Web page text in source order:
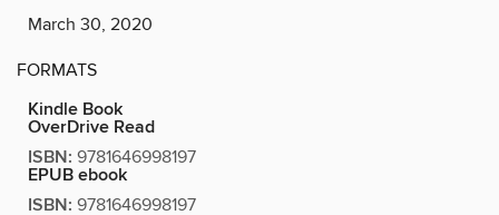
March 30, 2020
FORMATS
Kindle Book
OverDrive Read
ISBN: 9781646998197
EPUB ebook
ISBN: 9781646998197